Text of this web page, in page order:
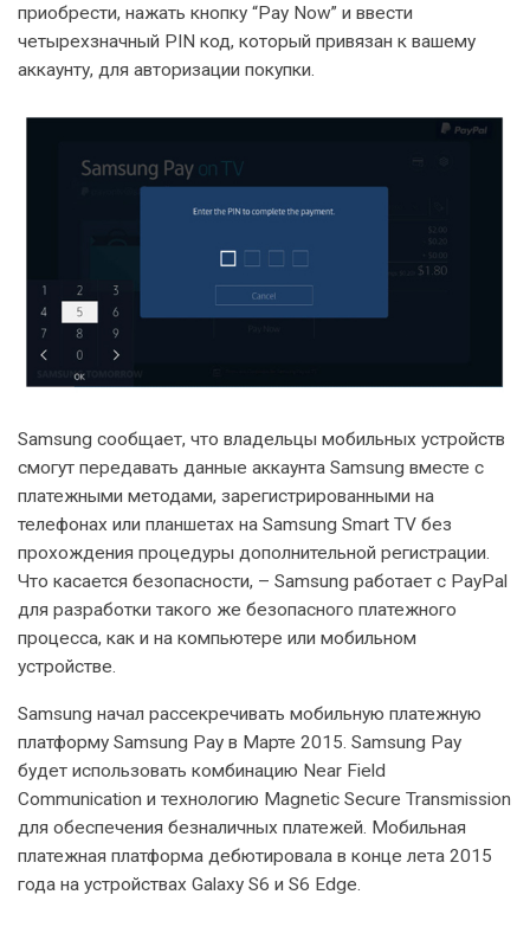
приобрести, нажать кнопку “Pay Now” и ввести
четырехзначный PIN код, который привязан к вашему
аккаунту, для авторизации покупки.
Samsung сообщает, что владельцы мобильных устройств
смогут передавать данные аккаунта Samsung вместе с
платежными методами, зарегистрированными на
телефонах или планшетах на Samsung Smart TV без
прохождения процедуры дополнительной регистрации.
Что касается безопасности, – Samsung работает с PayPal
для разработки такого же безопасного платежного
процесса, как и на компьютере или мобильном
устройстве.
Samsung начал рассекречивать мобильную платежную
платформу Samsung Pay в Марте 2015. Samsung Pay
будет использовать комбинацию Near Field
Communication и технологию Magnetic Secure Transmission
для обеспечения безналичных платежей. Мобильная
платежная платформа дебютировала в конце лета 2015
года на устройствах Galaxy S6 и S6 Edge.